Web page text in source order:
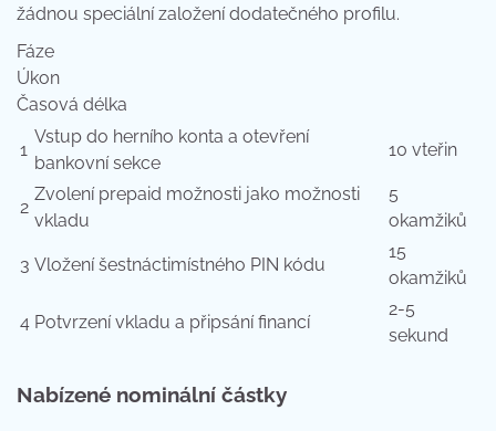
žádnou speciální založení dodatečného profilu.
Fáze
Úkon
Časová délka
1
Vstup do herního konta a otevření
bankovní sekce
10 vteřin
2
Zvolení prepaid možnosti jako možnosti
vkladu
5
okamžiků
3 Vložení šestnáctimístného PIN kódu
15
okamžiků
4 Potvrzení vkladu a připsání financí
2-5
sekund
Nabízené nominální částky